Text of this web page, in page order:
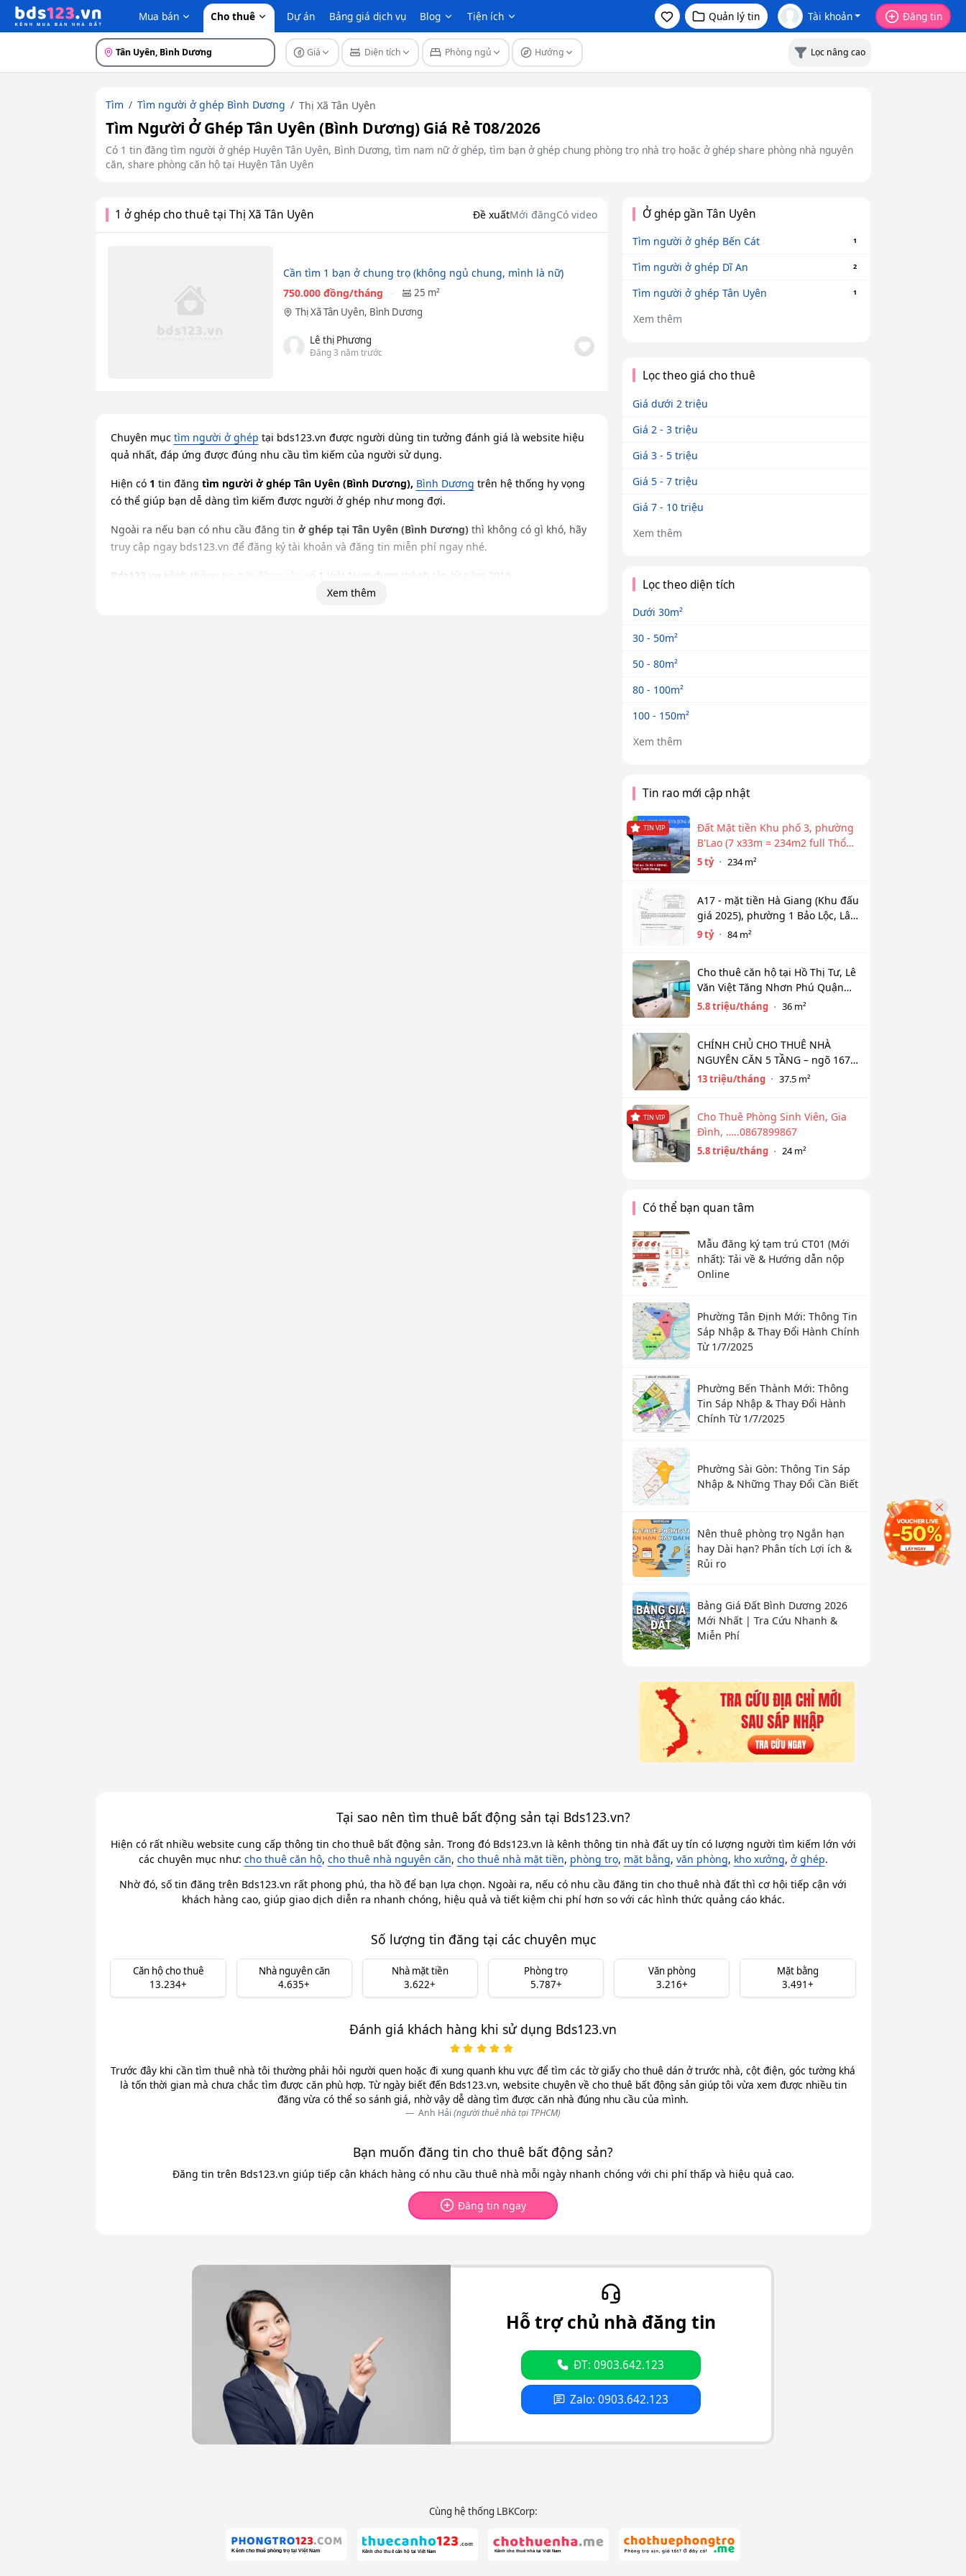
Mua bán Cho thuê Dự án Bảng giá dịch vụ Blog Tiện ích Quản lý tin Tài khoản Đăng tin
Tân Uyên, Bình Dương Giá Diện tích Phòng ngủ Hướng Lọc nâng cao
Tìm Tìm người ở ghép Bình Dương Thị Xã Tân Uyên
Tìm Người Ở Ghép Tân Uyên (Bình Dương) Giá Rẻ T08/2026
Có 1 tin đăng tìm người ở ghép Huyện Tân Uyên, Bình Dương, tìm nam nữ ở ghép, tìm bạn ở ghép chung phòng trọ nhà trọ hoặc ở ghép share phòng nhà nguyên
căn, share phòng căn hộ tại Huyện Tân Uyên
1 ở ghép cho thuê tại Thị Xã Tân Uyên Đề xuấtMới đăngCó video
Cần tìm 1 bạn ở chung trọ (không ngủ chung, mình là nữ)
750.000 đồng/tháng
25 m²
Thị Xã Tân Uyên, Bình Dương
Lê thị Phương
Đăng 3 năm trước
Chuyên mục tìm người ở ghép tại bds123.vn được người dùng tin tưởng đánh giá là website hiệu
quả nhất, đáp ứng được đúng nhu cầu tìm kiếm của người sử dụng.
Hiện có 1 tin đăng tìm người ở ghép Tân Uyên (Bình Dương), Bình Dương trên hệ thống hy vọng
có thể giúp bạn dễ dàng tìm kiếm được người ở ghép như mong đợi.
Ngoài ra nếu bạn có nhu cầu đăng tin ở ghép tại Tân Uyên (Bình Dương)thì không có gì khó, hãy
truy cập ngay bds123.vn để đăng ký tài khoản và đăng tin miễn phí ngay nhé.
Bds123.vn kênh thông tin bất động sản số 1 Việt Nam được thành lập từ năm 2016.
Xem thêm
Ở ghép gần Tân Uyên
Tìm người ở ghép Bến Cát 1
Tìm người ở ghép Dĩ An 2
Tìm người ở ghép Tân Uyên 1
Xem thêm
Lọc theo giá cho thuê
Giá dưới 2 triệu
Giá 2 - 3 triệu
Giá 3 - 5 triệu
Giá 5 - 7 triệu
Giá 7 - 10 triệu
Xem thêm
Lọc theo diện tích
Dưới 30m²
30 - 50m²
50 - 80m²
80 - 100m²
100 - 150m²
Xem thêm
Tin rao mới cập nhật
TIN VIP
Đất Mặt tiền Khu phố 3, phường
B'Lao (7 x33m = 234m2 full Thổ
cư)
5 tỷ 234 m²
A17 - mặt tiền Hà Giang (Khu đấu
giá 2025), phường 1 Bảo Lộc, Lâm
Đồng
9 tỷ 84 m²
Cho thuê căn hộ tại Hồ Thị Tư, Lê
Văn Việt Tăng Nhơn Phú Quận
9(cũ) Thủ Đức giá 5,8tr diện tích
5.8 triệu/tháng 36 m²
CHÍNH CHỦ CHO THUÊ NHÀ
NGUYÊN CĂN 5 TẦNG – ngõ 167
Đồng Cổ, Tây Hồ
13 triệu/tháng 37.5 m²
TIN VIP
Cho Thuê Phòng Sinh Viên, Gia
Đình, …..0867899867
5.8 triệu/tháng 24 m²
Có thể bạn quan tâm
Mẫu đăng ký tạm trú CT01 (Mới
nhất): Tải về & Hướng dẫn nộp
Online
Phường Tân Định Mới: Thông Tin
Sáp Nhập & Thay Đổi Hành Chính
Từ 1/7/2025
Phường Bến Thành Mới: Thông
Tin Sáp Nhập & Thay Đổi Hành
Chính Từ 1/7/2025
Phường Sài Gòn: Thông Tin Sáp
Nhập & Những Thay Đổi Cần Biết
Nên thuê phòng trọ Ngắn hạn
hay Dài hạn? Phân tích Lợi ích &
Rủi ro
Bảng Giá Đất Bình Dương 2026
Mới Nhất | Tra Cứu Nhanh &
Miễn Phí
Tại sao nên tìm thuê bất động sản tại Bds123.vn?
Hiện có rất nhiều website cung cấp thông tin cho thuê bất động sản. Trong đó Bds123.vn là kênh thông tin nhà đất uy tín có lượng người tìm kiếm lớn với
các chuyên mục như: cho thuê căn hộ, cho thuê nhà nguyên căn, cho thuê nhà mặt tiền, phòng trọ, mặt bằng, văn phòng, kho xưởng, ở ghép.
Nhờ đó, số tin đăng trên Bds123.vn rất phong phú, tha hồ để bạn lựa chọn. Ngoài ra, nếu có nhu cầu đăng tin cho thuê nhà đất thì cơ hội tiếp cận với
khách hàng cao, giúp giao dịch diễn ra nhanh chóng, hiệu quả và tiết kiệm chi phí hơn so với các hình thức quảng cáo khác.
Số lượng tin đăng tại các chuyên mục
Căn hộ cho thuê
13.234+
Nhà nguyên căn
4.635+
Nhà mặt tiền
3.622+
Phòng trọ
5.787+
Văn phòng
3.216+
Mặt bằng
3.491+
Đánh giá khách hàng khi sử dụng Bds123.vn
Trước đây khi cần tìm thuê nhà tôi thường phải hỏi người quen hoặc đi xung quanh khu vực để tìm các tờ giấy cho thuê dán ở trước nhà, cột điện, góc tường khá
là tốn thời gian mà chưa chắc tìm được căn phù hợp. Từ ngày biết đến Bds123.vn, website chuyên về cho thuê bất động sản giúp tôi vừa xem được nhiều tin
đăng vừa có thể so sánh giá, nhờ vậy dễ dàng tìm được căn nhà đúng nhu cầu của mình.
Anh Hải (người thuê nhà tại TPHCM)
Bạn muốn đăng tin cho thuê bất động sản?
Đăng tin trên Bds123.vn giúp tiếp cận khách hàng có nhu cầu thuê nhà mỗi ngày nhanh chóng với chi phí thấp và hiệu quả cao.
Đăng tin ngay
Hỗ trợ chủ nhà đăng tin
ĐT: 0903.642.123
Zalo: 0903.642.123
Cùng hệ thống LBKCorp: